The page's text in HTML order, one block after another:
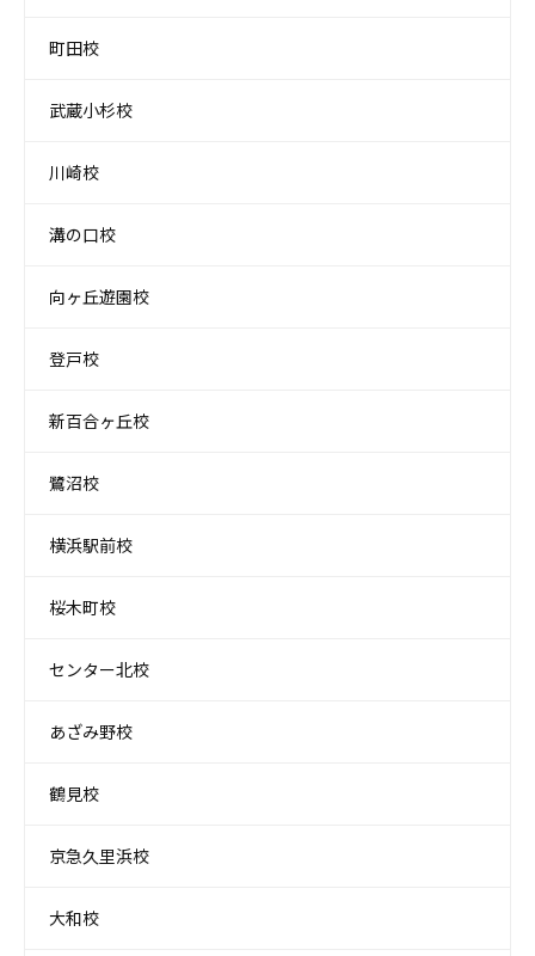
町田校
武蔵小杉校
川崎校
溝の口校
向ヶ丘遊園校
登戸校
新百合ヶ丘校
鷺沼校
横浜駅前校
桜木町校
センター北校
あざみ野校
鶴見校
京急久里浜校
大和校